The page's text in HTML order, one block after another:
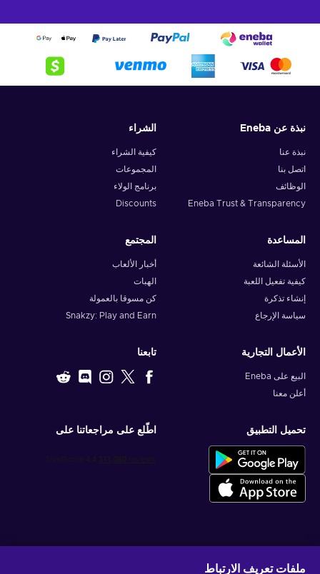
نبذة عن Eneba
نبذة عنا
اتصل بنا
الوظائف
Eneba Trust & Transparency
الشراء
كيفية الشراء
المجموعات
برنامج الولاء
Discounts
المساعدة
الأسئلة الشائعة
كيفية تفعيل اللعبة
إنشاء تذكرة
سياسة الإرجاع
المجتمع
أخبار الألعاب
الهبات
كن مسوقا بالعمولة
Snakzy: Play and Earn
الأعمال التجارية
البيع على Eneba
أعلن معنا
تابعنا
تحميل التطبيق اطّلع على مراجعاتنا على
ملفات تعريف الارتباط